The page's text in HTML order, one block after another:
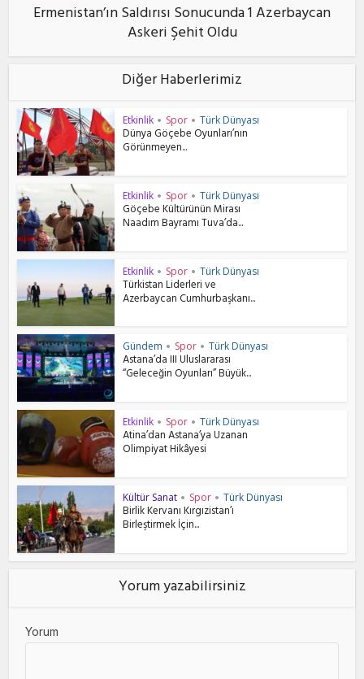
Ermenistan’ın Saldırısı Sonucunda 1 Azerbaycan
Askeri Şehit Oldu
Diğer Haberlerimiz
Etkinlik • Spor • Türk Dünyası
Dünya Göçebe Oyunları’nın
Görünmeyen...
Etkinlik • Spor • Türk Dünyası
Göçebe Kültürünün Mirası
Naadım Bayramı Tuva’da...
Etkinlik • Spor • Türk Dünyası
Türkistan Liderleri ve
Azerbaycan Cumhurbaşkanı...
Gündem • Spor • Türk Dünyası
Astana’da III Uluslararası
“Geleceğin Oyunları” Büyük...
Etkinlik • Spor • Türk Dünyası
Atina’dan Astana’ya Uzanan
Olimpiyat Hikâyesi
Kültür Sanat • Spor • Türk Dünyası
Birlik Kervanı Kırgızistan’ı
Birleştirmek İçin...
Yorum yazabilirsiniz
Yorum